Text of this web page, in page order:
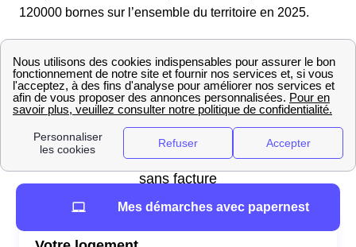
120000 bornes sur l’ensemble du territoire en 2025.
Mes démarches avec papernest